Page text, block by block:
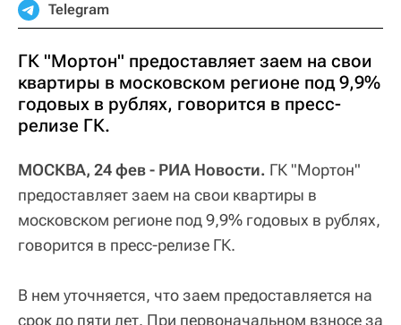
Telegram
ГК "Мортон" предоставляет заем на свои
квартиры в московском регионе под 9,9%
годовых в рублях, говорится в пресс-
релизе ГК.
МОСКВА, 24 фев - РИА Новости. ГК "Мортон"
предоставляет заем на свои квартиры в
московском регионе под 9,9% годовых в рублях,
говорится в пресс-релизе ГК.
В нем уточняется, что заем предоставляется на
срок до пяти лет. При первоначальном взносе за